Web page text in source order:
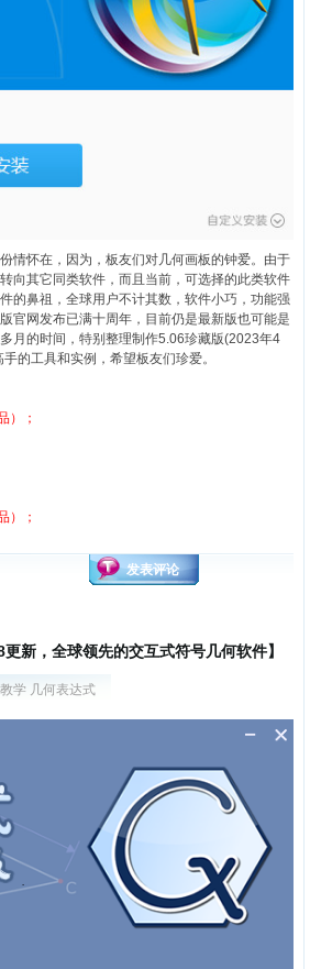
情怀在，因为，板友们对几何画板的钟爱。由于
向其它同类软件，而且当前，可选择的此类软件
的鼻祖，全球用户不计其数，软件小巧，功能强
官网发布已满十周年，目前仍是最新版也可能是
月的时间，特别整理制作5.06珍藏版(2023年4
的工具和实例，希望板友们珍爱。
）；
）
；
发表评论
新，全球领先的交互式符号几何软件】
学 几何表达式